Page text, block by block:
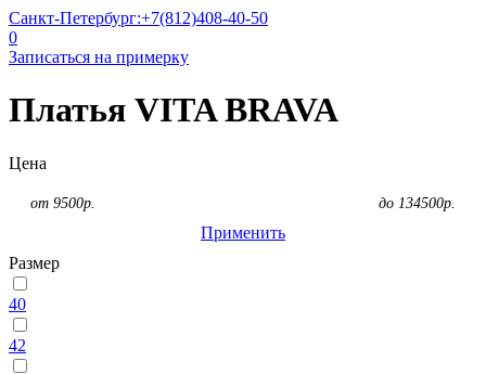
Санкт-Петербург:+7(812)408-40-50
0
Записаться на примерку
Платья VITA BRAVA
Цена
от 9500р. до 134500р.
Применить
Размер
40
42